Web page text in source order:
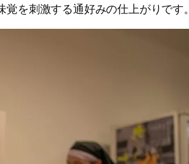
を刺激する通好みの仕上がりです。